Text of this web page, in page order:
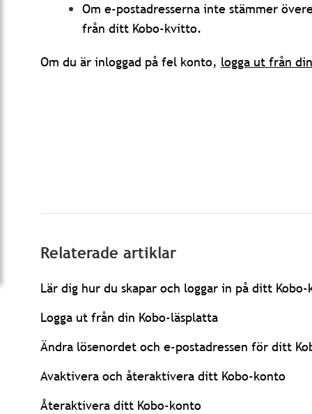
Om e-postadresserna inte stämmer
från ditt Kobo-kvitto.
Om du är inloggad på fel konto, logga ut från
Relaterade artiklar
Lär dig hur du skapar och loggar in på ditt
Logga ut från din Kobo-läsplatta
Ändra lösenordet och e-postadressen för ditt
Avaktivera och återaktivera ditt Kobo-konto
Återaktivera ditt Kobo-konto